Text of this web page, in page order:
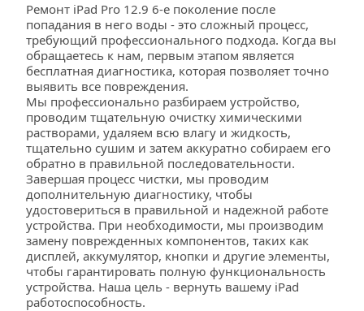
Ремонт iPad Pro 12.9 6-е поколение после
попадания в него воды - это сложный процесс,
требующий профессионального подхода. Когда вы
обращаетесь к нам, первым этапом является
бесплатная диагностика, которая позволяет точно
выявить все повреждения.
Мы профессионально разбираем устройство,
проводим тщательную очистку химическими
растворами, удаляем всю влагу и жидкость,
тщательно сушим и затем аккуратно собираем его
обратно в правильной последовательности.
Завершая процесс чистки, мы проводим
дополнительную диагностику, чтобы
удостовериться в правильной и надежной работе
устройства. При необходимости, мы производим
замену поврежденных компонентов, таких как
дисплей, аккумулятор, кнопки и другие элементы,
чтобы гарантировать полную функциональность
устройства. Наша цель - вернуть вашему iPad
работоспособность.